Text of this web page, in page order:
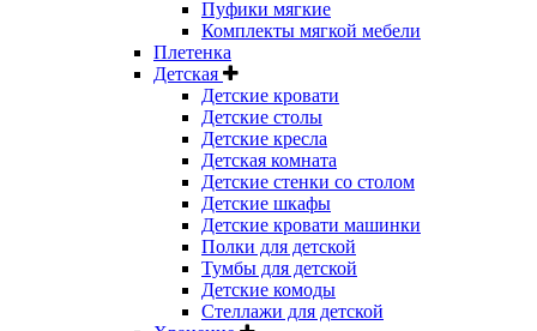
Пуфики мягкие
Комплекты мягкой мебели
Плетенка
Детская
Детские кровати
Детские столы
Детские кресла
Детская комната
Детские стенки со столом
Детские шкафы
Детские кровати машинки
Полки для детской
Тумбы для детской
Детские комоды
Стеллажи для детской